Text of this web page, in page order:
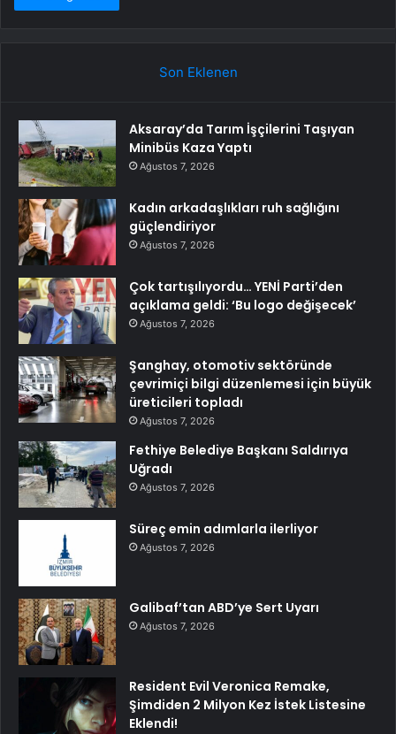
Son Eklenen
Aksaray’da Tarım İşçilerini Taşıyan
Minibüs Kaza Yaptı
Ağustos 7, 2026
Kadın arkadaşlıkları ruh sağlığını
güçlendiriyor
Ağustos 7, 2026
Çok tartışılıyordu… YENİ Parti’den
açıklama geldi: ‘Bu logo değişecek’
Ağustos 7, 2026
Şanghay, otomotiv sektöründe
çevrimiçi bilgi düzenlemesi için büyük
üreticileri topladı
Ağustos 7, 2026
Fethiye Belediye Başkanı Saldırıya
Uğradı
Ağustos 7, 2026
Süreç emin adımlarla ilerliyor
Ağustos 7, 2026
Galibaf’tan ABD’ye Sert Uyarı
Ağustos 7, 2026
Resident Evil Veronica Remake,
Şimdiden 2 Milyon Kez İstek Listesine
Eklendi!